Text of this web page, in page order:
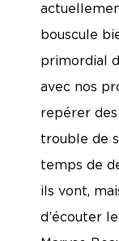
bouscule
primordial
avec nos
repérer des
trouble de
temps de
ils vont,
d’écouter